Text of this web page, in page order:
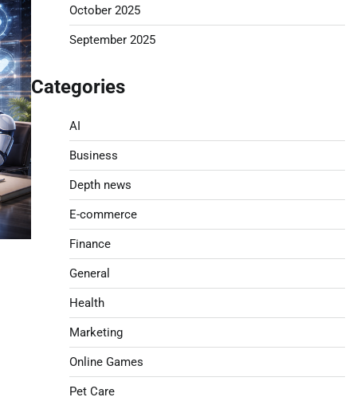
October 2025
September 2025
Categories
AI
Business
Depth news
E-commerce
Finance
General
Health
Marketing
Online Games
Pet Care